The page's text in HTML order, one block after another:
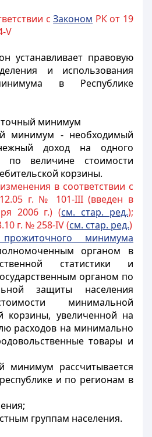
сЗаконом РК от 19
V
устанавливает правовую
и использования
в Республике
минимум
минимум - необходимый
доход на одного
по величине стоимости
корзины.
в соответствии с
г. № 101-III (введен в
2006 г.) (см. стар. ред.);
г. № 258-IV (см. стар. ред.)
минимума
органом в
статистики и
органом по
защиты населения
минимальной
корзины, увеличенной на
расходов на минимально
товары и
минимум рассчитывается
и по регионам в
группам населения.